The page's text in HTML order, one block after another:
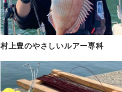
村上豊のやさしいルアー専科